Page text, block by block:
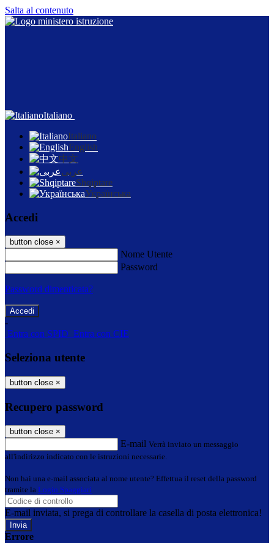
Salta al contenuto
Italiano
Italiano
English
中文
عربى
Shqiptare
Українська
Accedi
button close ×
Nome Utente
Password
Password dimenticata?
-
Entra con SPID Entra con CIE
Seleziona utente
button close ×
Recupero password
button close ×
E-mail Verrà inviato un messaggio
all'indirizzo indicato con le istruzioni necessarie.
Non hai una e-mail associata al nome utente? Effettua il reset della password
tramite la Login Spaggiari
E-mail inviata, si prega di controllare la casella di posta elettronica!
Errore